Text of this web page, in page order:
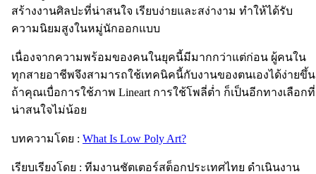
สร้างงานศิลปะที่น่าสนใจ เรียบง่ายและสง่างาม ทำให้ได้รับ
ความนิยมสูงในหมู่นักออกแบบ
เนื่องจากความพร้อมของคนในยุคนี้มีมากกว่าแต่ก่อน ผู้คนใน
ทุกสายอาชีพจึงสามารถใช้เทคนิคนี้กับงานของตนเองได้ง่ายขึ้น
ถ้าคุณเบื่อการใช้ภาพ Lineart การใช้โพลี่ต่ำ ก็เป็นอีกทางเลือกที่
น่าสนใจไม่น้อย
บทความโดย : What Is Low Poly Art?
เรียบเรียงโดย : ทีมงานชัตเตอร์สต็อกประเทศไทย ดำเนินงาน